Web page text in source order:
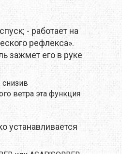
- работает на
рефлекса».
зажмет его в руке
снизив
ветра эта функция
устанавливается